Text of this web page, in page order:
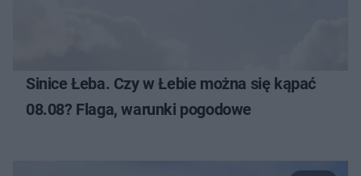
Sinice Łeba. Czy w Łebie można się kąpać
08.08? Flaga, warunki pogodowe